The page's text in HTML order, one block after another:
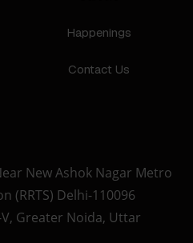
Happenings
Contact Us
New Ashok Nagar Metro
(RRTS) Delhi-110096
Greater Noida, Uttar